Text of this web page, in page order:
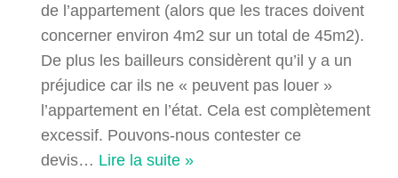
de l’appartement (alors que les traces doivent
concerner environ 4m2 sur un total de 45m2).
De plus les bailleurs considèrent qu’il y a un
préjudice car ils ne « peuvent pas louer »
l’appartement en l’état. Cela est complètement
excessif. Pouvons-nous contester ce
devis… Lire la suite »